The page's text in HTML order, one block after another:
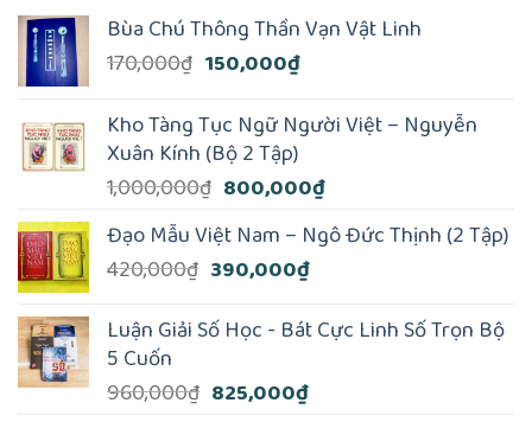
Bùa Chú Thông Thần Vạn Vật Linh
170,000₫ Giá
là:
170,000₫.
150,000₫Giá
tại
là:
150,000₫.
Kho Tàng Tục Ngữ Người Việt – Nguyễn
Xuân Kính (Bộ 2 Tập)
1,000,000₫ Giá
là:
1,000,000₫.
800,000₫Giá
tại
Đạo Mẫu Việt Nam – Ngô Đức Thịnh (2 Tập)
420,000₫ Giá
là:
390,000₫Giá
tại
390,000₫.
Luận Giải Số Học - Bát Cực Linh Số Trọn Bộ
5 Cuốn
960,000₫ Giá
825,000₫Giá